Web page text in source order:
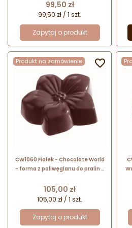
wys. 10 mm / poj. 4 g x 35 pralin
Cena
99,50 zł
99,50 zł / 1 szt.
Zapytaj o produkt
Produkt na zamówienie
CW1060 Fiołek - Chocolate World
- forma z poliwęglanu do pralin -
14 g x 18 pralin
Cena
105,00 zł
105,00 zł / 1 szt.
Zapytaj o produkt
